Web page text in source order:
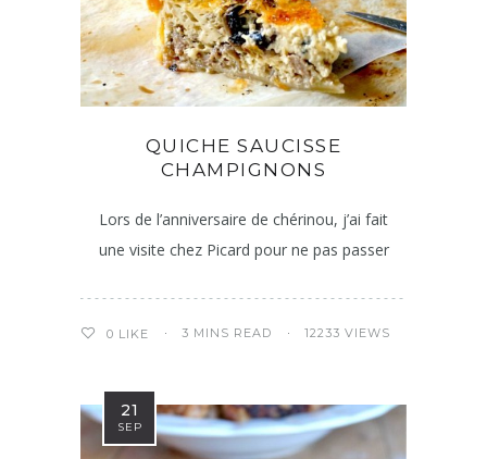
QUICHE SAUCISSE
CHAMPIGNONS
Lors de l’anniversaire de chérinou, j’ai fait
une visite chez Picard pour ne pas passer
0 LIKE 3 MINS READ 12233 VIEWS
21
SEP